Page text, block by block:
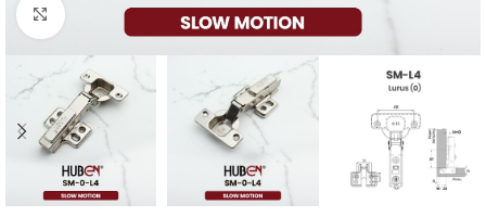
Click to enlarge